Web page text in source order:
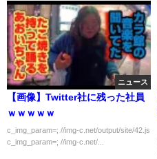
ニュース
【画像】Twitter社に残った社員
ｗｗｗｗｗ
c_img_param=; //img-c.net/output/site/42.js
c_img_param=; //img-c.net/...